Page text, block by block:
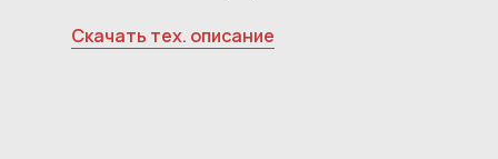
Скачать тех. описание